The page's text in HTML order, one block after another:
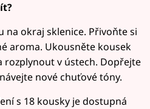
na okraj sklenice. Přivoňte si
aroma. Ukousněte kousek
rozplynout v ústech. Dopřejte
nové chuťové tóny.
s 18 kousky je dostupná